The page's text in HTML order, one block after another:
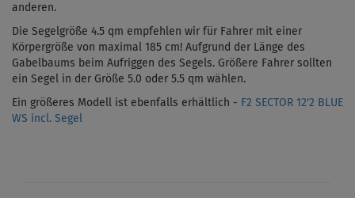
anderen.
Die Segelgröße 4.5 qm empfehlen wir für Fahrer mit einer
Körpergröße von maximal 185 cm! Aufgrund der Länge des
Gabelbaums beim Aufriggen des Segels. Größere Fahrer sollten
ein Segel in der Größe 5.0 oder 5.5 qm wählen.
Ein größeres Modell ist ebenfalls erhältlich - F2 SECTOR 12'2 BLUE
WS incl. Segel